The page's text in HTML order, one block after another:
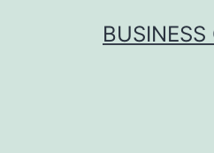
BUSINESS